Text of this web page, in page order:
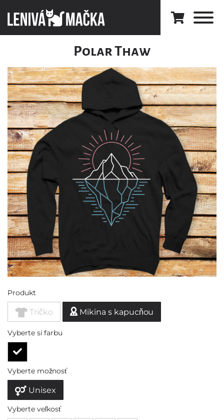
Polar Thaw
Produkt
Tričko Mikina s kapucňou
Vyberte si farbu
Vyberte možnosť
Unisex
Vyberte veľkosť